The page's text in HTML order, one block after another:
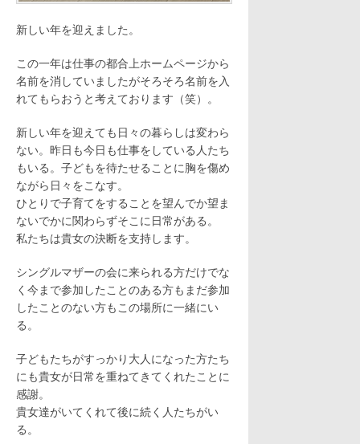
新しい年を迎えました。
この一年は仕事の都合上ホームページから
名前を消していましたがそろそろ名前を入
れてもらおうと考えております（笑）。
新しい年を迎えても日々の暮らしは変わら
ない。昨日も今日も仕事をしている人たち
もいる。子どもを待たせることに胸を傷め
ながら日々をこなす。
ひとりで子育てをすることを望んでか望ま
ないでかに関わらずそこに日常がある。
私たちは貴女の決断を支持します。
シングルマザーの会に来られる方だけでな
く今まで参加したことのある方もまだ参加
したことのない方もこの場所に一緒にい
る。
子どもたちがすっかり大人になった方たち
にも貴女が日常を重ねてきてくれたことに
感謝。
貴女達がいてくれて後に続く人たちがい
る。